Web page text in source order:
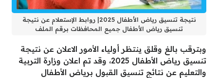
نتيجة تنسيق رياض الأطفال 2025| روابط الإستعلام عن نتيجة
تنسيق رياض الأطفال جميع المحافظات برقم الملف
وبترقب بالغ وقلق ينتظر أولياء الأمور الاعلان عن نتيجة
تنسيق رياض الأطفال 2025، وقد تم اعلان وزارة التربية
والتعليم عن نتائج تنسيق القبول برياض الأطفال